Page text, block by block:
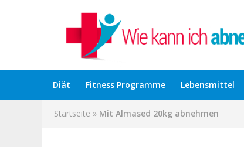
Diät Fitness Programme Lebensmittel
Startseite » Mit Almased 20kg abnehmen